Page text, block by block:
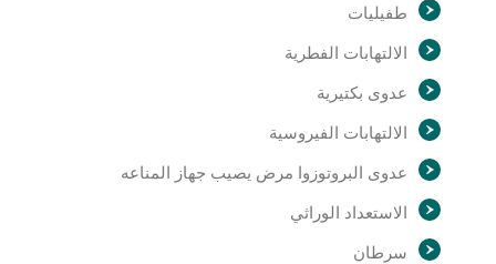
طفيليات
الالتهابات الفطرية
عدوى بكتيرية
الالتهابات الفيروسية
عدوى البروتوزوا مرض يصيب جهاز المناعه
الاستعداد الوراثي
سرطان